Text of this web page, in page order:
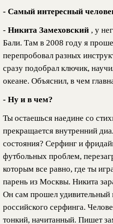
- Самый интересный
- Никита Замеховский , у
Бали. Там в 2008 году я
перепробовал разных
сразу подобрал ключик,
океане. Объяснил, в чем
- Ну и в чем?
Ты остаешься наедине со
прекращается внутренний
состояния? Серфинг и
футбольных проблем,
которым все равно, где ты
парень из Москвы. Никита
Он сам прошел удивительный
российского серфинга.
тонкий, начитанный. Пишет